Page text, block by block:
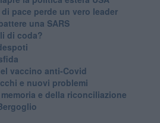
pace perde un vero leader
una SARS
di coda?
vaccino anti-Covid
e nuovi problemi
e della riconciliazione